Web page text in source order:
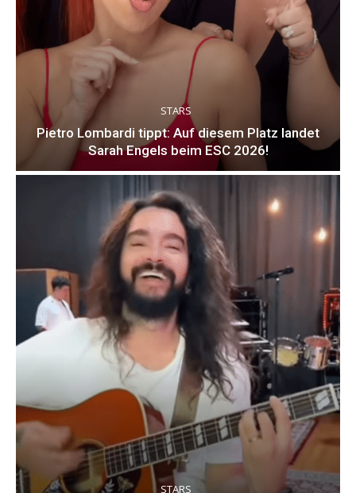
STARS
Pietro Lombardi tippt: Auf diesem Platz landet
Sarah Engels beim ESC 2026!
STARS